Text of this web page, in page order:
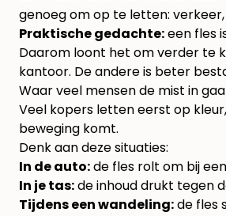
genoeg om op te letten:
Praktische gedachte:een fles
Daarom loont het om verder te
kantoor. De andere is beter
Waar veel mensen de mist in
Veel kopers letten eerst op
beweging komt.
Denk aan deze situaties:
In de auto:de fles rolt om bij
In je tas:de inhoud drukt tegen
Tijdens een wandeling:de fles